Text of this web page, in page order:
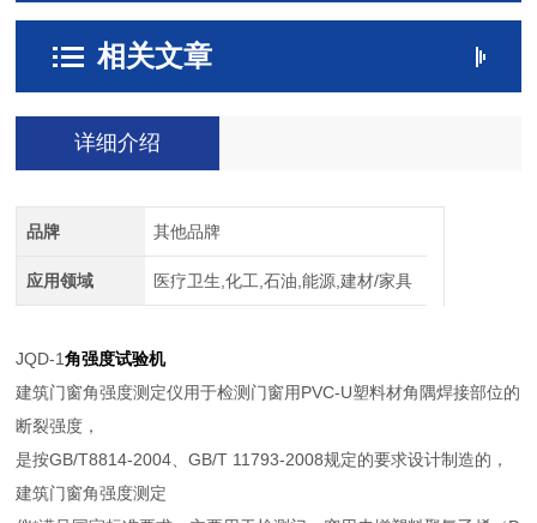
相关文章
详细介绍
品牌 其他品牌
应用领域 医疗卫生,化工,石油,能源,建材/家具
JQD-1角强度试验机
建筑门窗角强度测定仪用于检测门窗用PVC-U塑料材角隅焊接部位的
断裂强度，
是按GB/T8814-2004、GB/T 11793-2008规定的要求设计制造的，
建筑门窗角强度测定